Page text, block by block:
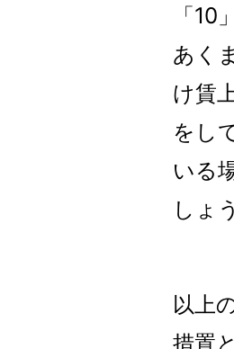
「
あく
け賃
をし
いる
しょ
以上
措置